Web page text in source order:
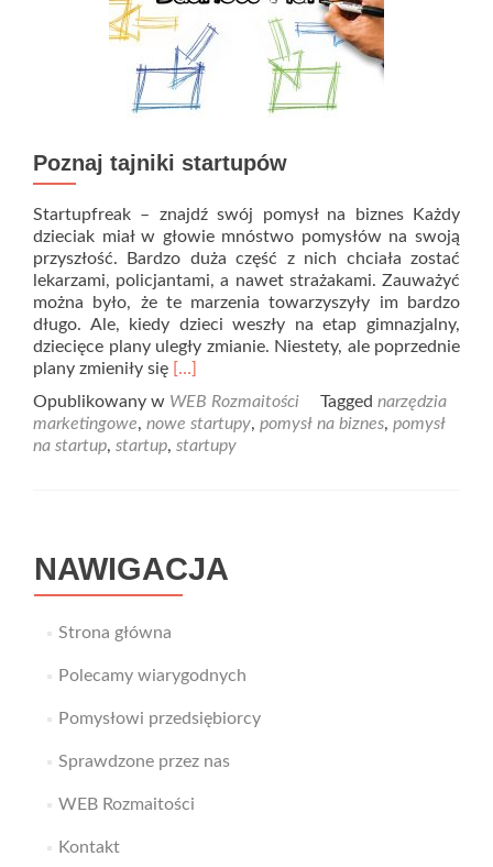
Poznaj tajniki startupów
Startupfreak – znajdź swój pomysł na biznes Każdy
dzieciak miał w głowie mnóstwo pomysłów na swoją
przyszłość. Bardzo duża część z nich chciała zostać
lekarzami, policjantami, a nawet strażakami. Zauważyć
można było, że te marzenia towarzyszyły im bardzo
długo. Ale, kiedy dzieci weszły na etap gimnazjalny,
dziecięce plany uległy zmianie. Niestety, ale poprzednie
plany zmieniły się Read
about
Poznaj
tajniki
[…]
Opublikowany w WEB Rozmaitości Tagged narzędzia
marketingowe, nowe startupy, pomysł na biznes, pomysł
na startup, startup, startupy
NAWIGACJA
Strona główna
Polecamy wiarygodnych
Pomysłowi przedsiębiorcy
Sprawdzone przez nas
WEB Rozmaitości
Kontakt